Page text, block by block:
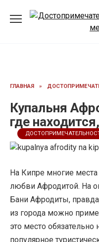
ГЛАВНАЯ »
Купальня
где
На Кипре многие
любви Афродитой. На
Бани Афродиты,
из города можно
это место обязательно
популярное